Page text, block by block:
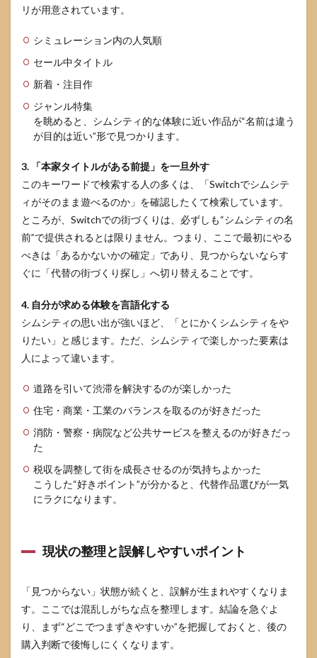
サク
ッと
遊び
人の
方
5
ある
質問
Switch
の次
世代
機や
今後
の可
はあ
るの
か
5.2
一番
シテ
近い
のは
どれ
5.3
Cities:
Skylines
ても大
6
め
6.1
発売
リが用意されています。
シミュレーション内の人気順
セール中タイトル
新着・注目作
ジャンル特集
を眺めると、シムシティ的な体験に近い作品が“名前は違う
が目的は近い”形で見つかります。
3. 「本家タイトルがある前提」を一旦外す
このキーワードで検索する人の多くは、「Switchでシムシテ
ィがそのまま遊べるのか」を確認したくて検索しています。
ところが、Switchでの街づくりは、必ずしも“シムシティの名
前”で提供されるとは限りません。つまり、ここで最初にやる
べきは「あるかないかの確定」であり、見つからないならす
ぐに「代替の街づくり探し」へ切り替えることです。
4. 自分が求める体験を言語化する
シムシティの思い出が強いほど、「とにかくシムシティをや
りたい」と感じます。ただ、シムシティで楽しかった要素は
人によって違います。
道路を引いて渋滞を解決するのが楽しかった
住宅・商業・工業のバランスを取るのが好きだった
消防・警察・病院など公共サービスを整えるのが好きだっ
た
税収を調整して街を成長させるのが気持ちよかった
こうした“好きポイント”が分かると、代替作品選びが一気
にラクになります。
現状の整理と誤解しやすいポイント
「見つからない」状態が続くと、誤解が生まれやすくなりま
す。ここでは混乱しがちな点を整理します。結論を急ぐよ
り、まず“どこでつまずきやすいか”を把握しておくと、後の
購入判断で後悔しにくくなります。